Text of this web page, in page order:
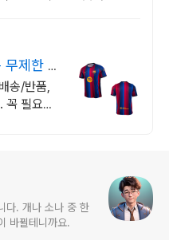
제한 무
송/반품,
필요한
다. 개나 소나 중 한
바뀔테니까요.